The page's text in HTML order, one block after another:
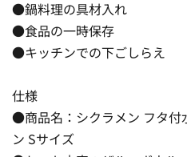
●鍋料理の具材入れ
●食品の一時保存
●キッチンでの下ごしらえ
仕様
●商品名：シクラメン フタ付
ン Sサイズ